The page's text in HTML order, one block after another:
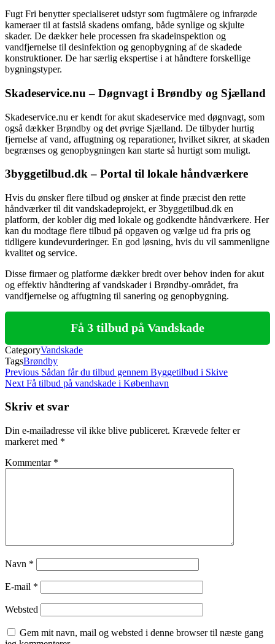
Fugt Fri benytter specialiseret udstyr som fugtmålere og infrarøde
kameraer til at fastslå skadens omfang, både synlige og skjulte
skader. De dækker hele processen fra skadeinspektion og
vandfjernelse til desinfektion og genopbygning af de skadede
konstruktioner. De har særlig ekspertise i at håndtere forskellige
bygningstyper.
Skadeservice.nu – Døgnvagt i Brøndby og Sjælland
Skadeservice.nu er kendt for akut skadeservice med døgnvagt, som
også dækker Brøndby og det øvrige Sjælland. De tilbyder hurtig
fjernelse af vand, affugtning og reparationer, hvilket sikrer, at skaden
begrænses og genopbygningen kan starte så hurtigt som muligt.
3byggetilbud.dk – Portal til lokale håndværkere
Hvis du ønsker flere tilbud og ønsker at finde præcist den rette
håndværker til dit vandskadeprojekt, er 3byggetilbud.dk en
platform, der kobler dig med lokale og godkendte håndværkere. Her
kan du modtage flere tilbud på opgaven og vælge ud fra pris og
tidligere kundevurderinger. En god løsning, hvis du vil sammenligne
kvalitet og service.
Disse firmaer og platforme dækker bredt over behov inden for akut
og effektiv håndtering af vandskader i Brøndby-området, fra
vandfjernelse og affugtning til sanering og genopbygning.
Få 3 tilbud på Vandskade
CategoryVandskade
TagsBrøndby
Indlægsnavigation
Previous
Post
Previous Sådan får du tilbud gennem Byggetilbud i Skive
Next
Next Få tilbud på vandskade i København
Skriv et svar
Din e-mailadresse vil ikke blive publiceret. Krævede felter er
markeret med *
Kommentar *
Navn *
E-mail *
Websted
Gem mit navn, mail og websted i denne browser til næste gang